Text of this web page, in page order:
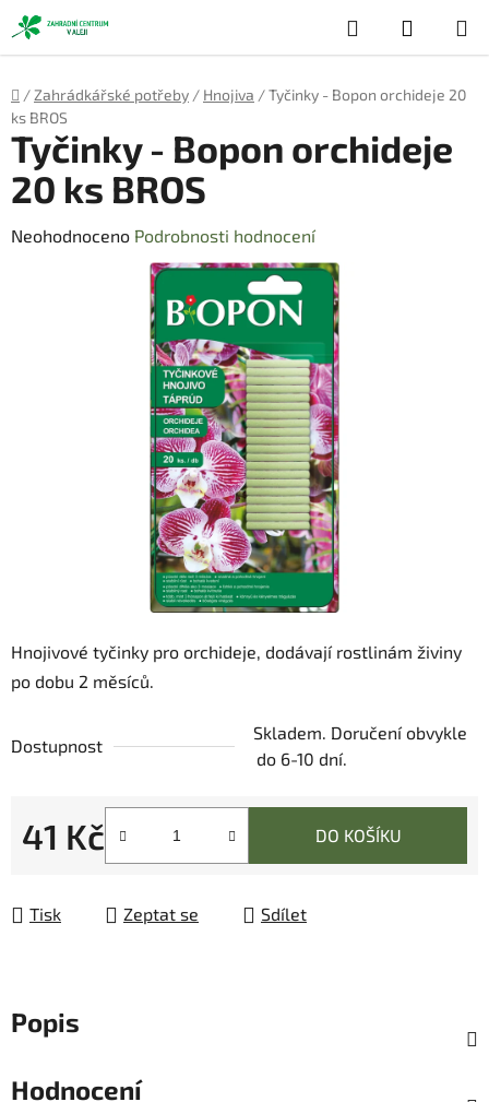
Přejít
na
obsah
Hledat
KOŠÍK
Domů
/ Zahrádkářské potřeby / Hnojiva /Tyčinky - Bopon orchideje 20
ks BROS
Hnojivové tyčinky pro orchideje, dodávají rostlinám živiny
po dobu 2 měsíců.
Dostupnost
Skladem. Doručení obvykle
do 6-10 dní.
41 Kč
Měrná cena:
DO KOŠÍKU
Tisk Zeptat se Sdílet
Tyčinky - Bopon orchideje
20 ks BROS
Průměrné
Neohodnoceno Podrobnosti hodnocení
Popis
Hodnocení